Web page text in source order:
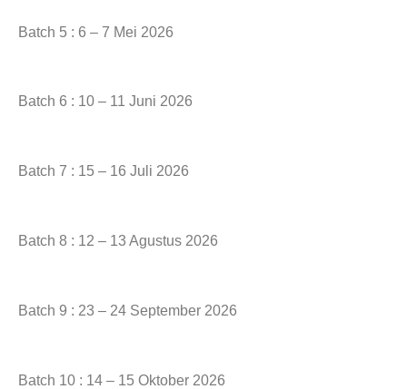
Batch 5 : 6 – 7 Mei 2026
Batch 6 : 10 – 11 Juni 2026
Batch 7 : 15 – 16 Juli 2026
Batch 8 : 12 – 13 Agustus 2026
Batch 9 : 23 – 24 September 2026
Batch 10 : 14 – 15 Oktober 2026